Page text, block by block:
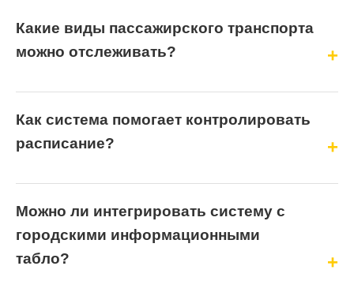
Какие виды пассажирского транспорта
можно отслеживать?
Как система помогает контролировать
расписание?
Можно ли интегрировать систему с
городскими информационными
табло?